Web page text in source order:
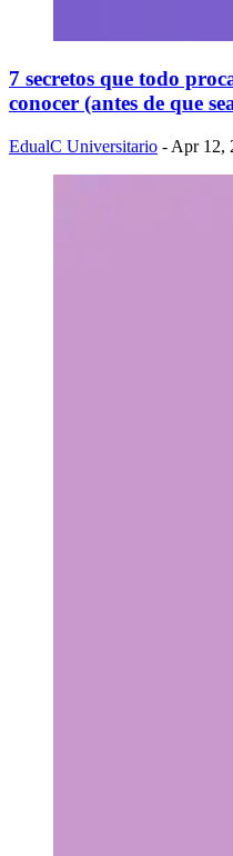
7 secretos que todo
conocer (antes de que
EdualC Universitario - Apr 12,